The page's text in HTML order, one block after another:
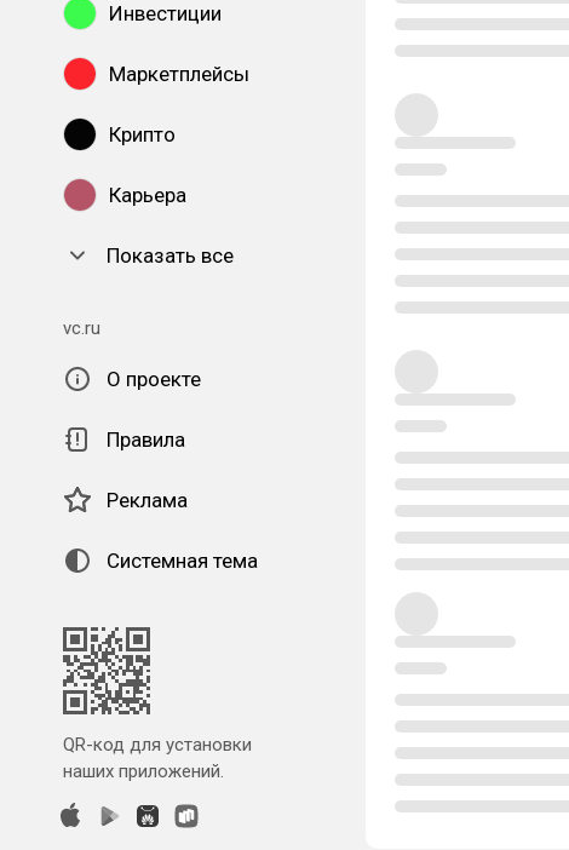
Инвестиции
Маркетплейсы
Крипто
Карьера
Показать все
vc.ru
О проекте
Правила
Реклама
Системная тема
QR-код для установки
наших приложений.